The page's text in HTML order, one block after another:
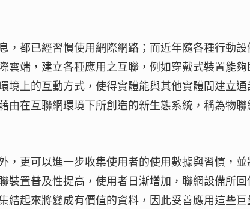
，都已經習慣使用網際網路；而近年隨各種行動
雲端，建立各種應用之互聯，例如穿戴式裝置能
上的互動方式，使得實體能與其他實體間建立通
由在互聯網環境下所創造的新生態系統，稱為物聯
，更可以進一步收集使用者的使用數據與習慣，
裝置普及性提高，使用者日漸增加，聯網設備所
結起來將變成有價值的資料，因此妥善應用這些